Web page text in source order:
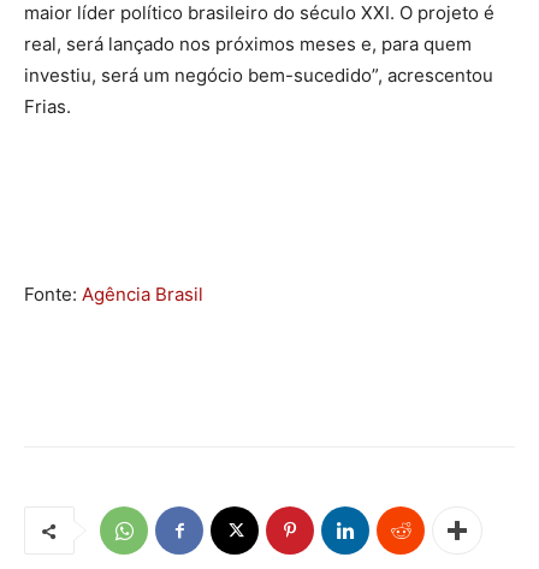
maior líder político brasileiro do século XXI. O projeto é
real, será lançado nos próximos meses e, para quem
investiu, será um negócio bem-sucedido”, acrescentou
Frias.
Fonte: Agência Brasil